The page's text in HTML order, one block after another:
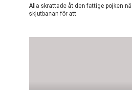
Alla skrattade åt den fattige pojken
skjutbanan för att